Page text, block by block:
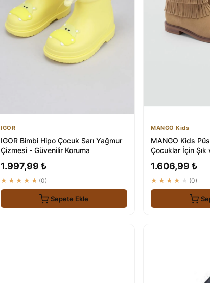
IGOR
IGOR Bimbi Hipo Çocuk Sarı Yağmur
Çizmesi - Güvenilir Koruma
1.997,99 ₺
★★★★★ (0)
Sepete Ekle
MANGO Kids
MANGO Kids
Çocuklar İçin Şık
1.606,99 ₺
★★★★★ (0)